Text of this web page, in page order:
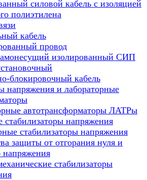
силовой кабель с изоляцией
полиэтилена
кабель
провод
изолированный СИП
блокировочный кабель
напряжения и лабораторные
автотрансформаторы ЛАТРы
стабилизаторы напряжения
стабилизаторы напряжения
защиты от отгорания нуля и
напряжения
стабилизаторы